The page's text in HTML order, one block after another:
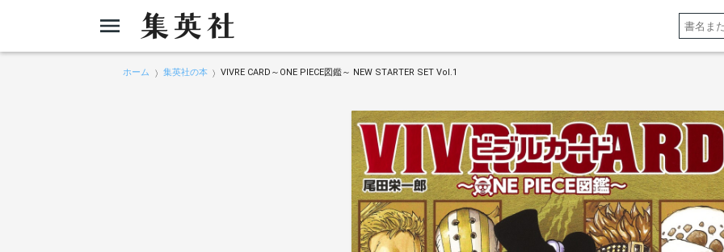
ホーム 集英社の本 VIVRE CARD～ONE PIECE図鑑～ NEW STARTER SET Vol.1